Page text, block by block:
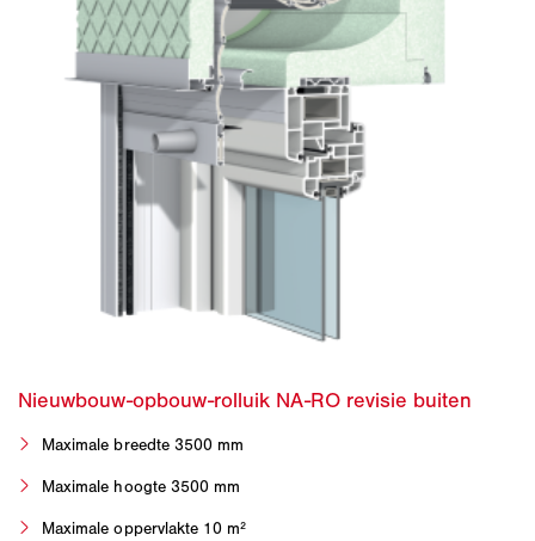
Maximale breedte 3500 mm
Maximale hoogte 3500 mm
Maximale oppervlakte 10 m²